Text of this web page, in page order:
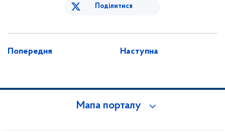
Поділитися
Попередня Наступна
Мапа порталу